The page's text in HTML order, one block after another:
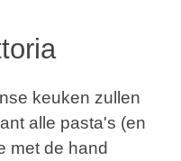
keuken zullen
alle pasta's (en
met de hand